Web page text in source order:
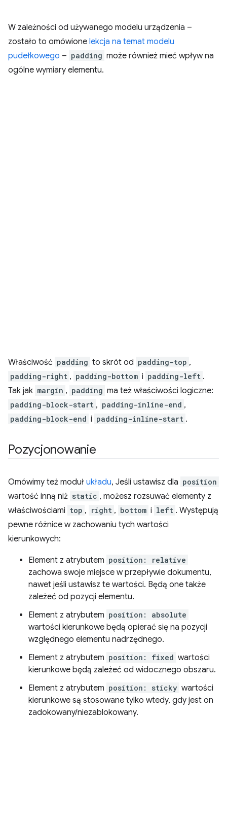
W zależności od używanego modelu urządzenia –
zostało to omówione lekcja na temat modelu
pudełkowego – padding może również mieć wpływ na
ogólne wymiary elementu.
Właściwość padding to skrót od padding-top ,
padding-right , padding-bottom i padding-left .
Tak jak margin , padding ma też właściwości logiczne:
padding-block-start , padding-inline-end ,
padding-block-end i padding-inline-start .
Pozycjonowanie
Omówimy też moduł układu, Jeśli ustawisz dla position
wartość inną niż static , możesz rozsuwać elementy z
właściwościami top , right , bottom i left . Występują
pewne różnice w zachowaniu tych wartości
kierunkowych:
Element z atrybutem position: relative
zachowa swoje miejsce w przepływie dokumentu,
nawet jeśli ustawisz te wartości. Będą one także
zależeć od pozycji elementu.
Element z atrybutem position: absolute
wartości kierunkowe będą opierać się na pozycji
względnego elementu nadrzędnego.
Element z atrybutem position: fixed wartości
kierunkowe będą zależeć od widocznego obszaru.
Element z atrybutem position: sticky wartości
kierunkowe są stosowane tylko wtedy, gdy jest on
zadokowany/niezablokowany.